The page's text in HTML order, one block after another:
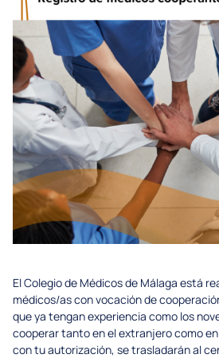
El Colegio de Médicos de Málaga está
médicos/as con vocación de
que ya tengan experiencia como los
cooperar tanto en el extranjero como
con tu autorización, se trasladarán al